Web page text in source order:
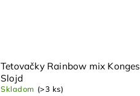
Tetovačky Rainbow mix Konges
Slojd
Skladom (>3 ks)